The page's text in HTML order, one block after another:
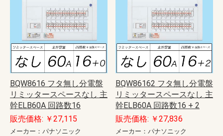
BQW8616 フタ無し分電盤
リミッタースペースなし 主
幹ELB60A 回路数16
販売価格: ￥27,115
メーカー：パナソニック
BQW86162 フタ無し分電盤
リミッタースペースなし 主
幹ELB60A 回路数16 + 2
販売価格: ￥27,836
メーカー：パナソニック